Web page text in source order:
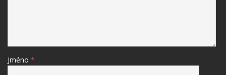
Jméno *